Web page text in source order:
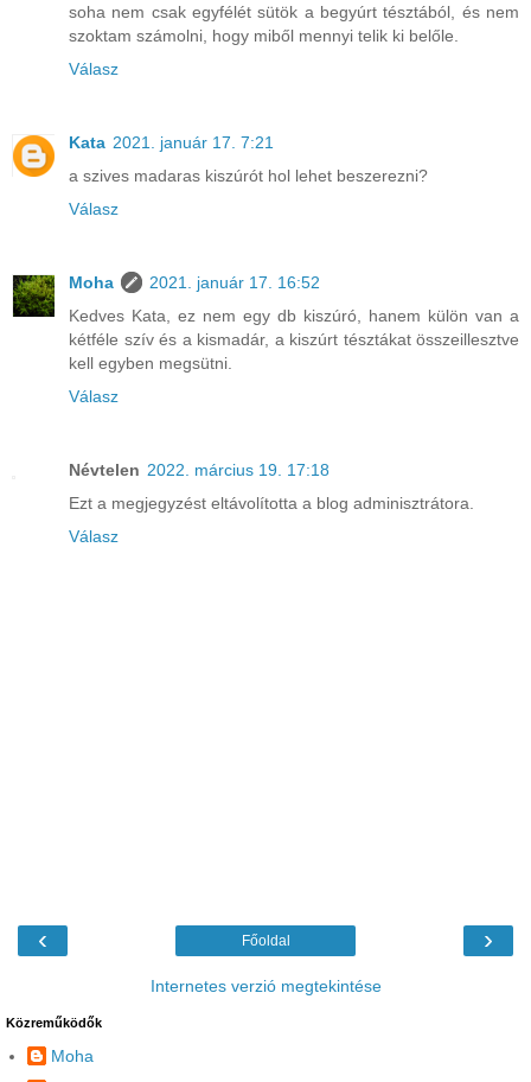
soha nem csak egyfélét sütök a begyúrt tésztából, és nem
szoktam számolni, hogy miből mennyi telik ki belőle.
Válasz
Kata 2021. január 17. 7:21
a szives madaras kiszúrót hol lehet beszerezni?
Válasz
Moha
2021. január 17. 16:52
Kedves Kata, ez nem egy db kiszúró, hanem külön van a
kétféle szív és a kismadár, a kiszúrt tésztákat összeillesztve
kell egyben megsütni.
Válasz
Névtelen 2022. március 19. 17:18
Ezt a megjegyzést eltávolította a blog adminisztrátora.
Válasz
‹ ›
Főoldal
Internetes verzió megtekintése
Közreműködők
Moha